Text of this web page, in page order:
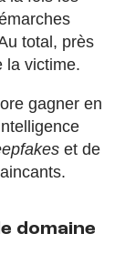
total, près
la victime.
gagner en
et de
domaine